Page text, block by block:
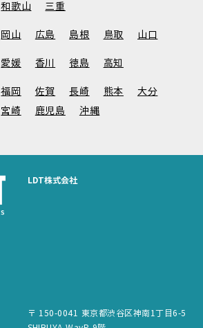
和歌山
三重
岡山 広島 島根 鳥取 山口
愛媛 香川 徳島 高知
福岡 佐賀 長崎 熊本
大分
宮崎
鹿児島 沖縄
LDT株式会社
〒 150-0041 東京都渋谷区神南1丁目6-5